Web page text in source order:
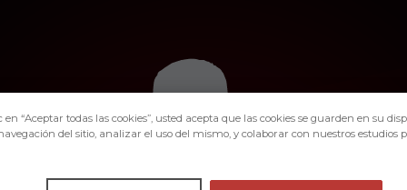
“Aceptar todas las cookies”, usted acepta que las cookies se guarden en su
del sitio, analizar el uso del mismo, y colaborar con nuestros estudios